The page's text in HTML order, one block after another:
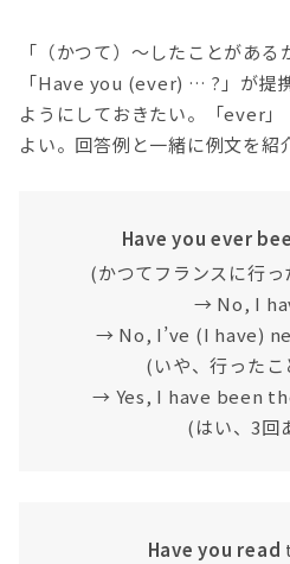
「（かつて）〜したことがあ
「Have you (ever) … ?」が提
ようにしておきたい。「ever」
よい。回答例と一緒に例文を紹
Have you ever
(かつてフランスに行
→ No, I
→ No, I’ve (I have)
(いや、行ったこ
→ Yes, I have been
(はい、3回
Have you read